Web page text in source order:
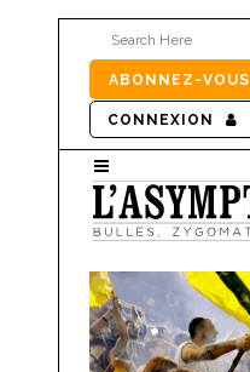
ABONNEZ-VOUS
CONNEXION